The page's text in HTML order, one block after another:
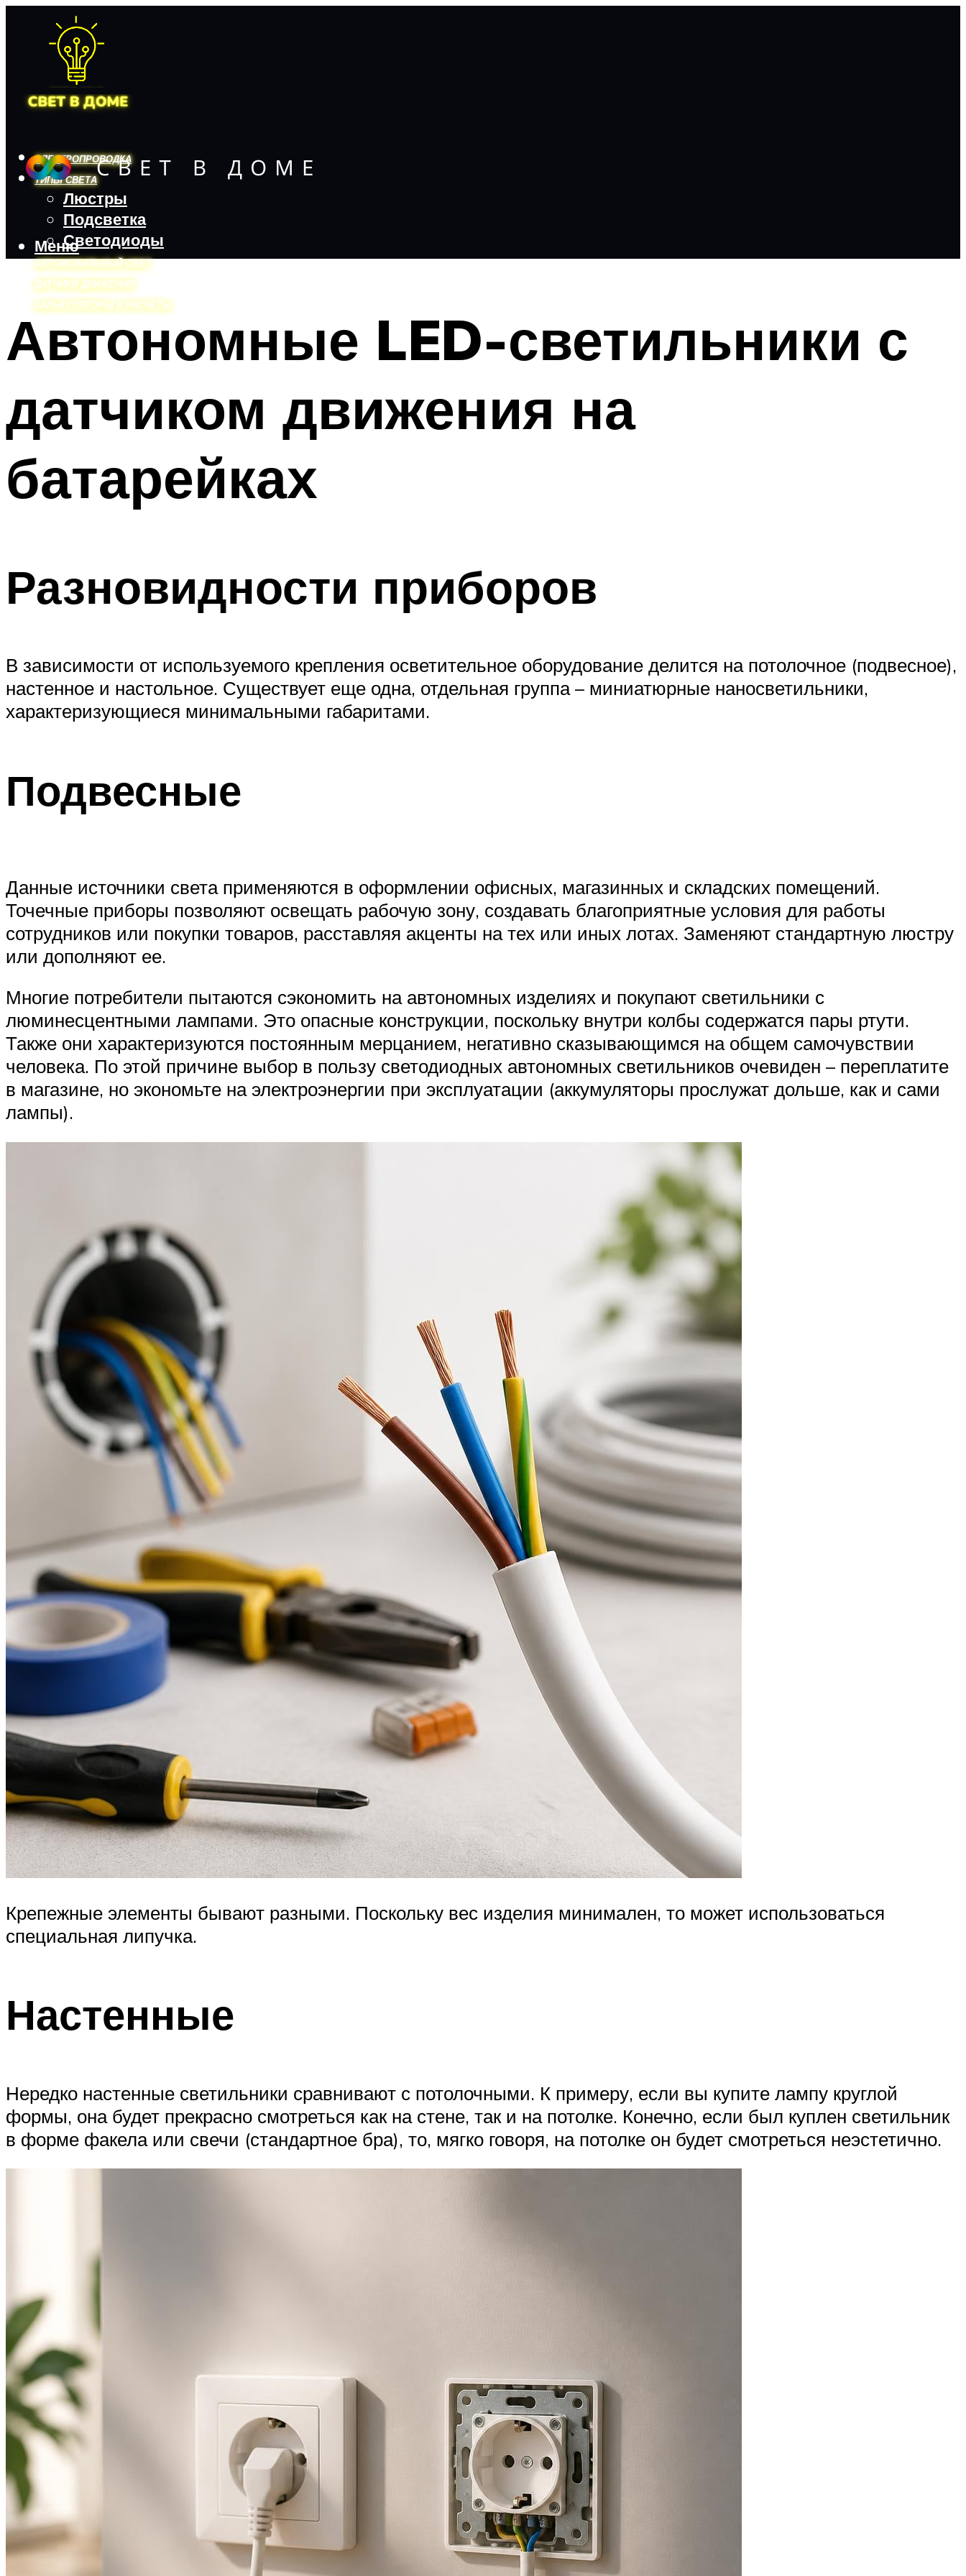
ЭЛЕКТРОПРОВОДКА
ТИПЫ СВЕТА
Люстры
Подсветка
Светодиоды
АВТОМОБИЛЬНЫЙ СВЕТ
ДАТЧИКИ ДВИЖЕНИЯ
КАЛЬКУЛЯТОРЫ И РАСЧЕТЫ
Меню
Меню
Автономные LED-светильники с
датчиком движения на
батарейках
Разновидности приборов
В зависимости от используемого крепления осветительное оборудование делится на потолочное (подвесное),
настенное и настольное. Существует еще одна, отдельная группа – миниатюрные наносветильники,
характеризующиеся минимальными габаритами.
Подвесные
Данные источники света применяются в оформлении офисных, магазинных и складских помещений.
Точечные приборы позволяют освещать рабочую зону, создавать благоприятные условия для работы
сотрудников или покупки товаров, расставляя акценты на тех или иных лотах. Заменяют стандартную люстру
или дополняют ее.
Многие потребители пытаются сэкономить на автономных изделиях и покупают светильники с
люминесцентными лампами. Это опасные конструкции, поскольку внутри колбы содержатся пары ртути.
Также они характеризуются постоянным мерцанием, негативно сказывающимся на общем самочувствии
человека. По этой причине выбор в пользу светодиодных автономных светильников очевиден – переплатите
в магазине, но экономьте на электроэнергии при эксплуатации (аккумуляторы прослужат дольше, как и сами
лампы).
Крепежные элементы бывают разными. Поскольку вес изделия минимален, то может использоваться
специальная липучка.
Настенные
Нередко настенные светильники сравнивают с потолочными. К примеру, если вы купите лампу круглой
формы, она будет прекрасно смотреться как на стене, так и на потолке. Конечно, если был куплен светильник
в форме факела или свечи (стандартное бра), то, мягко говоря, на потолке он будет смотреться неэстетично.